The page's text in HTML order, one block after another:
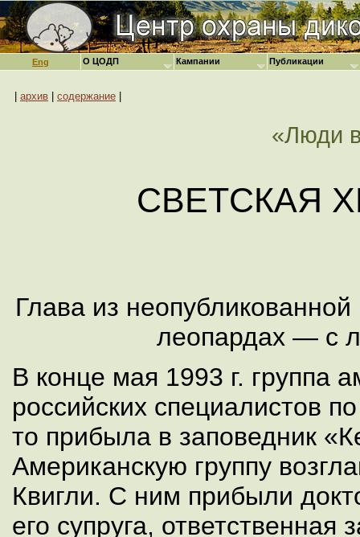
Eng
архив содержание
«Люди
СВЕТСКАЯ
Глава из
леопардах — с
В конце мая 1993 г. группа
российских специалистов
то прибыла в заповедник
Американскую группу
Квигли. С ним прибыли
его супруга, ответственная
О ЦОДП Кампании Публикации